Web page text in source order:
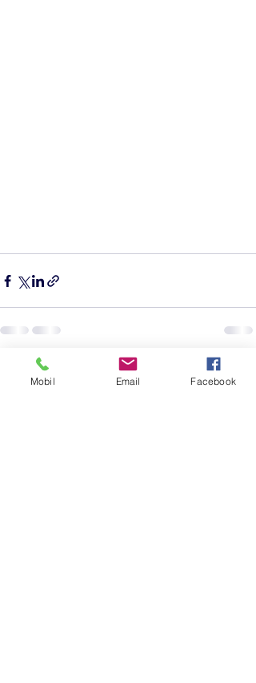
Recent Posts
Mobil Email Facebook